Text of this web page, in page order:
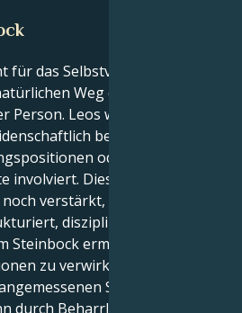
für das Selbstvertrauen, die
Weg des
Person. Leos werden meist als
beschrieben und
oder
involviert. Dies wird mit
verstärkt, da seine
diszipliniert und
ermöglicht es dem
zu verwirklichen und seine
Strategie zu
durch Beharrlichkeit erreicht.